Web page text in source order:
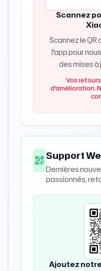
Scannez
Scannez le
l'app pour
des mises à
Vos
d'amélioration.
Support
Dernières
passionnés,
Ajoutez